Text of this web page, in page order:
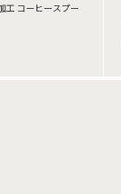
工 コーヒースプー